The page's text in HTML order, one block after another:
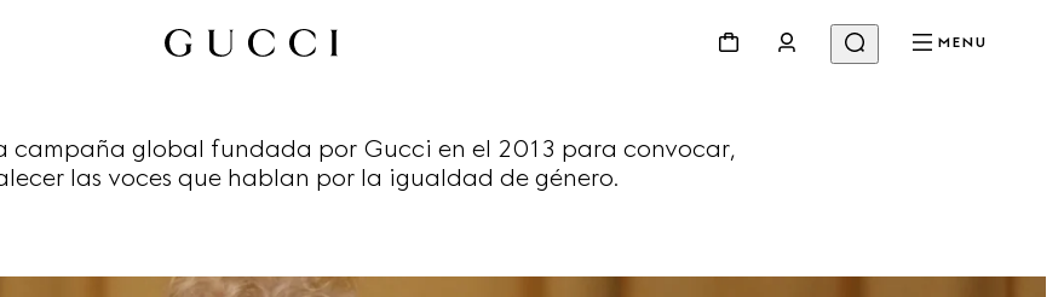
MENU
campaña global fundada por Gucci en el 2013 para convocar,
las voces que hablan por la igualdad de género.